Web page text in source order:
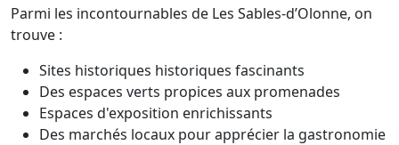
Parmi les incontournables de Les Sables-d’Olonne, on
trouve :
Sites historiques historiques fascinants
Des espaces verts propices aux promenades
Espaces d'exposition enrichissants
Des marchés locaux pour apprécier la gastronomie